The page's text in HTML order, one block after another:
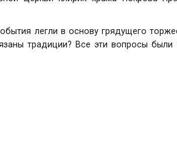
легли в основу грядущего
традиции? Все эти вопросы